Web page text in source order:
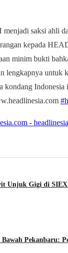
saksi ahli
kepada
minim bukti
lengkapnya untuk
kondang Indonesia
-
Unjuk Gigi di
Bawah Pekanbaru: